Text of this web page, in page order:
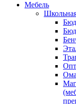
Мебель